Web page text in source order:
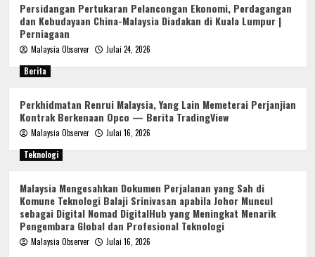
Persidangan Pertukaran Pelancongan Ekonomi, Perdagangan
dan Kebudayaan China-Malaysia Diadakan di Kuala Lumpur |
Perniagaan
Malaysia Observer
Julai 24, 2026
Berita
Perkhidmatan Renrui Malaysia, Yang Lain Memeterai Perjanjian
Kontrak Berkenaan Opco — Berita TradingView
Malaysia Observer
Julai 16, 2026
Teknologi
Malaysia Mengesahkan Dokumen Perjalanan yang Sah di
Komune Teknologi Balaji Srinivasan apabila Johor Muncul
sebagai Digital Nomad DigitalHub yang Meningkat Menarik
Pengembara Global dan Profesional Teknologi
Malaysia Observer
Julai 16, 2026